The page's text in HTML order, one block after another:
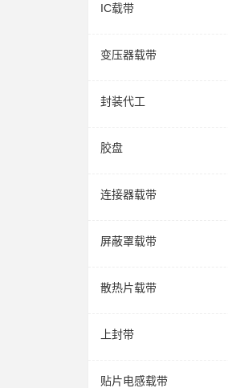
IC载带
变压器载带
封装代工
胶盘
连接器载带
屏蔽罩载带
散热片载带
上封带
贴片电感载带